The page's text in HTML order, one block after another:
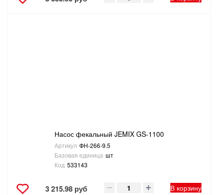
Насос фекальный JEMIX GS-1100
Артикул ФН-266-9.5
Базовая единица шт
Код 533143
3 215.98 руб В корзину